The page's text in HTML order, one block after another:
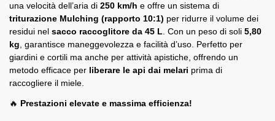
una velocità dell’aria di 250 km/h e offre un sistema di
triturazione Mulching (rapporto 10:1) per ridurre il volume dei
residui nel sacco raccoglitore da 45 L . Con un peso di soli 5,80
kg , garantisce maneggevolezza e facilità d’uso. Perfetto per
giardini e cortili ma anche per attività apistiche, offrendo un
metodo efficace per liberare le api dai melari prima di
raccogliere il miele.
🔥 Prestazioni elevate e massima efficienza!